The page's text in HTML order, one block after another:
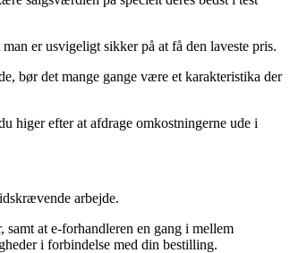
er usvigeligt sikker på at få den laveste pris.
bør det mange gange være et karakteristika der
higer efter at afdrage omkostningerne ude i
arbejde.
at e-forhandleren en gang i mellem
i forbindelse med din bestilling.